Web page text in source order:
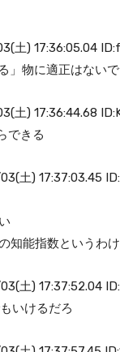
土) 17:36:05.04
」物に適正はないで
土) 17:36:44.68
できる
土) 17:37:03.45
知能指数というわ
土) 17:37:52.04
いけるだろ